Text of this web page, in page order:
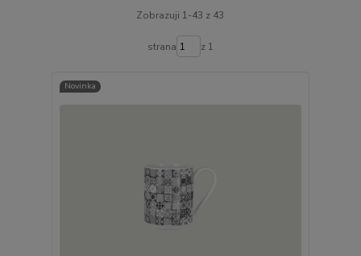
Zobrazuji 1-43 z 43
strana z 1
Novinka